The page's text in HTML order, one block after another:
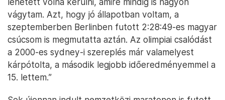
vágytam. Azt, hogy jó állapotban voltam, a
szeptemberben Berlinben futott 2:28:49-es magyar
csúcsom is megmutatta aztán. Az olimpiai csalódást
a 2000-es sydney-i szereplés már valamelyest
kárpótolta, a második legjobb időeredményemmel a
15. lettem.”